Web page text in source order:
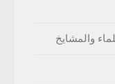
والمشايخ